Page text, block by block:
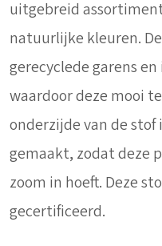
uitgebreid
natuurlijke kleuren.
gerecyclede garens
waardoor deze mooi
onderzijde van de stof
gemaakt, zodat deze
zoom in hoeft. Deze
gecertificeerd.